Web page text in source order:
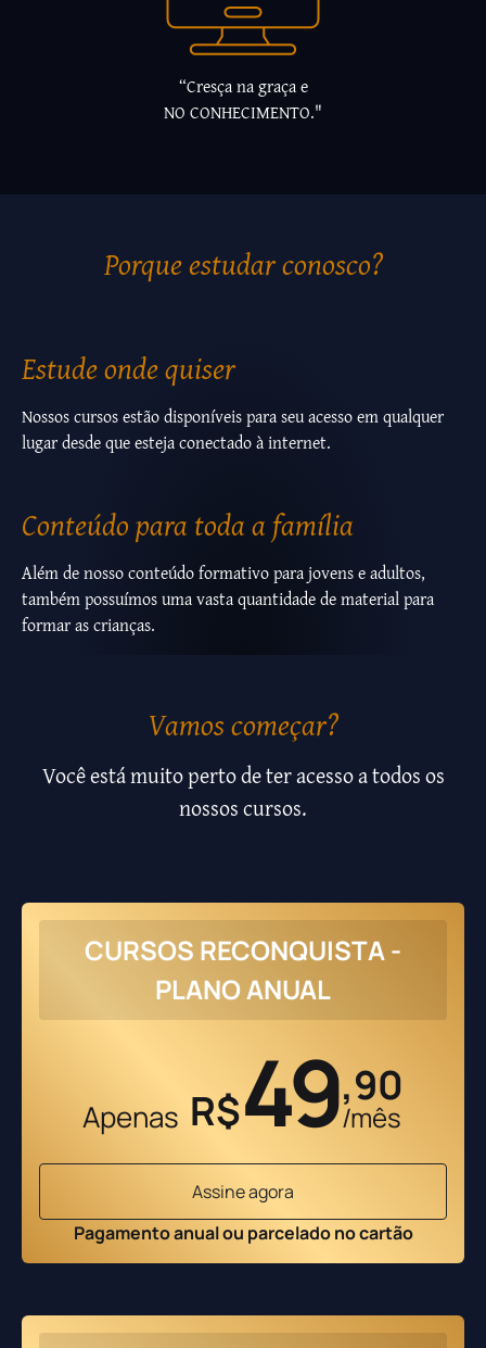
“Cresça na graça e
NO CONHECIMENTO."
Porque estudar conosco?
Estude onde quiser
Nossos cursos estão disponíveis para seu acesso em qualquer
lugar desde que esteja conectado à internet.
Conteúdo para toda a família
Além de nosso conteúdo formativo para jovens e adultos,
também possuímos uma vasta quantidade de material para
formar as crianças.
Vamos começar?
Você está muito perto de ter acesso a todos os
nossos cursos.
CURSOS RECONQUISTA -
PLANO ANUAL
Apenas R$49,90
/mês
Assine agora
Pagamento anual ou parcelado no cartão